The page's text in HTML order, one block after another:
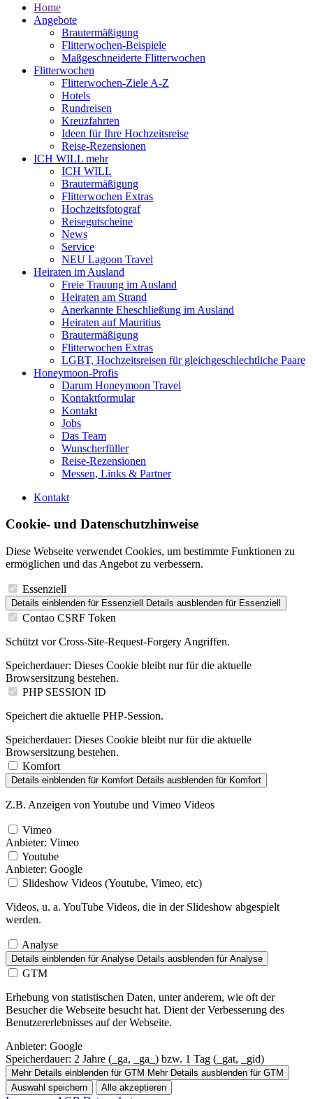
Home
Angebote
Brautermäßigung
Flitterwochen-Beispiele
Maßgeschneiderte Flitterwochen
Flitterwochen
Flitterwochen-Ziele A-Z
Hotels
Rundreisen
Kreuzfahrten
Ideen für Ihre Hochzeitsreise
Reise-Rezensionen
ICH WILL mehr
ICH WILL
Brautermäßigung
Flitterwochen Extras
Hochzeitsfotograf
Reisegutscheine
News
Service
NEU Lagoon Travel
Heiraten im Ausland
Freie Trauung im Ausland
Heiraten am Strand
Anerkannte Eheschließung im Ausland
Heiraten auf Mauritius
Brautermäßigung
Flitterwochen Extras
LGBT, Hochzeitsreisen für gleichgeschlechtliche Paare
Honeymoon-Profis
Darum Honeymoon Travel
Kontaktformular
Kontakt
Jobs
Das Team
Wunscherfüller
Reise-Rezensionen
Messen, Links & Partner
Kontakt
Cookie- und Datenschutzhinweise
Diese Webseite verwendet Cookies, um bestimmte Funktionen zu
ermöglichen und das Angebot zu verbessern.
Essenziell
Details einblenden für Essenziell Details ausblenden für Essenziell
Contao CSRF Token
Schützt vor Cross-Site-Request-Forgery Angriffen.
Speicherdauer: Dieses Cookie bleibt nur für die aktuelle
Browsersitzung bestehen.
PHP SESSION ID
Speichert die aktuelle PHP-Session.
Speicherdauer: Dieses Cookie bleibt nur für die aktuelle
Browsersitzung bestehen.
Komfort
Details einblenden für Komfort Details ausblenden für Komfort
Z.B. Anzeigen von Youtube und Vimeo Videos
Vimeo
Anbieter: Vimeo
Youtube
Anbieter: Google
Slideshow Videos (Youtube, Vimeo, etc)
Videos, u. a. YouTube Videos, die in der Slideshow abgespielt
werden.
Analyse
Details einblenden für Analyse Details ausblenden für Analyse
GTM
Erhebung von statistischen Daten, unter anderem, wie oft der
Besucher die Webseite besucht hat. Dient der Verbesserung des
Benutzererlebnisses auf der Webseite.
Anbieter: Google
Speicherdauer: 2 Jahre (_ga, _ga_) bzw. 1 Tag (_gat, _gid)
Mehr Details einblenden für GTM Mehr Details ausblenden für GTM
Auswahl speichern
Alle akzeptieren